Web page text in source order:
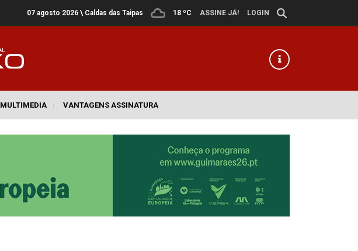
07 agosto 2026 \ Caldas das Taipas 18 ºC ASSINE JÁ! LOGIN
MULTIMEDIA · VANTAGENS ASSINATURA